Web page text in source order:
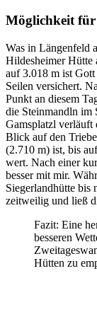
Möglichkeit
Was in Längenfeld
Hildesheimer Hütte
auf 3.018 m ist
Seilen versichert.
Punkt an diesem
die Steinmandln im
Gamsplatzl verläuft
Blick auf den
(2.710 m) ist, bis
wert. Nach einer
besser mit mir.
Siegerlandhütte bis
zeitweilig und ließ
Fazit: Eine
besseren
Hütten zu